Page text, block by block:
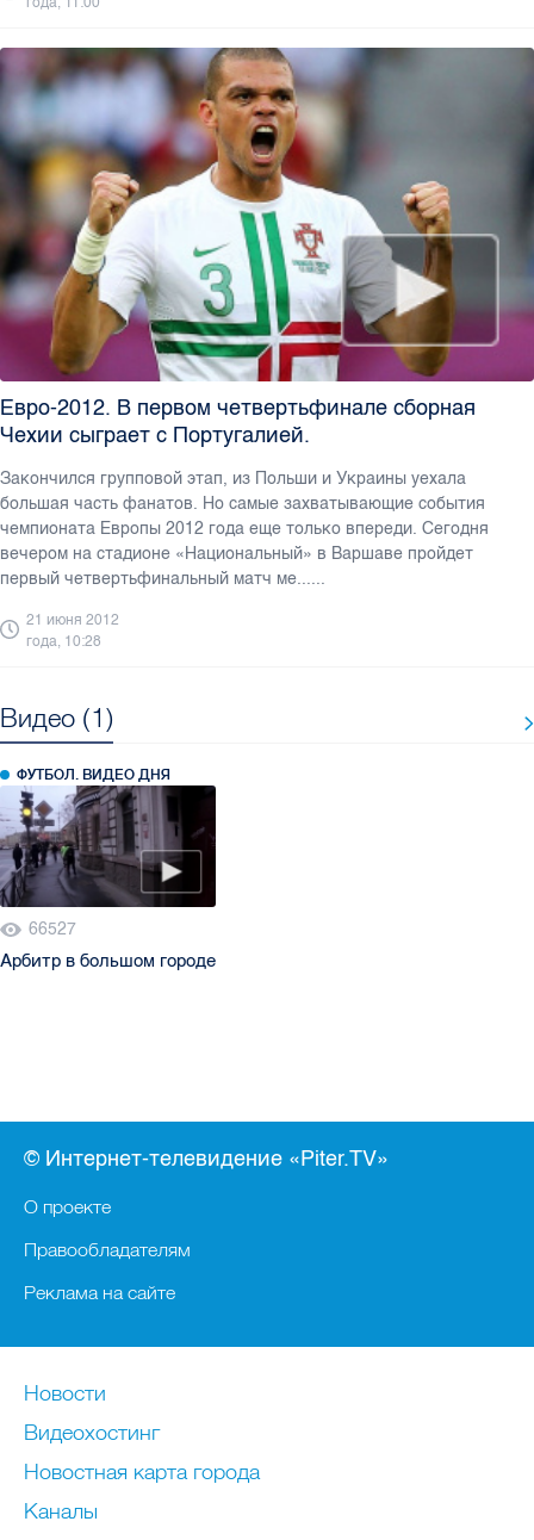
Евро-2012. В первом четвертьфинале сборная
Чехии сыграет с Португалией.
Закончился групповой этап, из Польши и Украины уехала
большая часть фанатов. Но самые захватывающие события
чемпионата Европы 2012 года еще только впереди. Сегодня
вечером на стадионе «Национальный» в Варшаве пройдет
первый четвертьфинальный матч ме......
21 июня 2012
года, 10:28
Видео (1)
ФУТБОЛ. ВИДЕО ДНЯ
66527
Арбитр в большом городе
© Интернет-телевидение «Piter.TV»
О проекте
Правообладателям
Реклама на сайте
Новости
Видеохостинг
Новостная карта города
Каналы